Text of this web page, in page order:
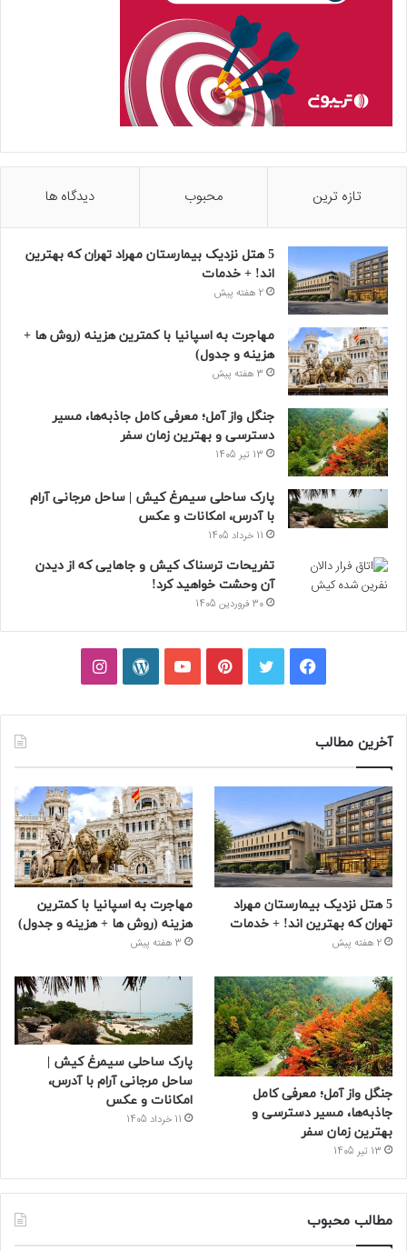
تازه ترین محبوب دیدگاه ها
5 هتل نزدیک بیمارستان مهراد تهران که بهترین‌
اند! + خدمات
2 هفته پیش
مهاجرت به اسپانیا با کمترین هزینه (روش ها +
هزینه و جدول)
3 هفته پیش
جنگل واز آمل؛ معرفی کامل جاذبه‌ها، مسیر
دسترسی و بهترین زمان سفر
13 تیر 1405
پارک ساحلی سیمرغ کیش | ساحل مرجانی آرام
با آدرس، امکانات و عکس
11 خرداد 1405
تفریحات ترسناک کیش و جاهایی که از دیدن
آن وحشت خواهید کرد!
30 فروردین 1405
فیسبوکتوییترپینتریستیوتیوبوردپرساینستاگرام
آخرین مطالب
5 هتل نزدیک بیمارستان مهراد
تهران که بهترین‌ اند! + خدمات
2 هفته پیش
مهاجرت به اسپانیا با کمترین
هزینه (روش ها + هزینه و جدول)
3 هفته پیش
جنگل واز آمل؛ معرفی کامل
جاذبه‌ها، مسیر دسترسی و
بهترین زمان سفر
13 تیر 1405
پارک ساحلی سیمرغ کیش |
ساحل مرجانی آرام با آدرس،
امکانات و عکس
11 خرداد 1405
مطالب محبوب